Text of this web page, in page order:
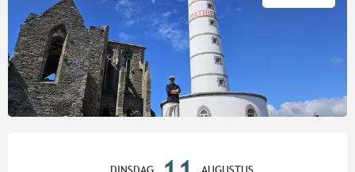
DINSDAG AUGUSTUS